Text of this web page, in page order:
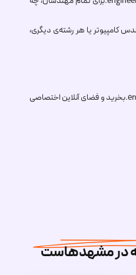
کامپیوتر یا هر رشته‌ی دیگری،
بخرید و فضای آنلاین اختصاصی
در مشهدهاست